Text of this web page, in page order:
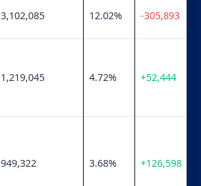
3,102,085 12.02% -305,893
1,219,045 4.72% +52,444
949,322 3.68% +126,598